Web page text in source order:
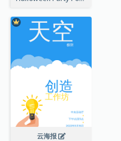
云海报